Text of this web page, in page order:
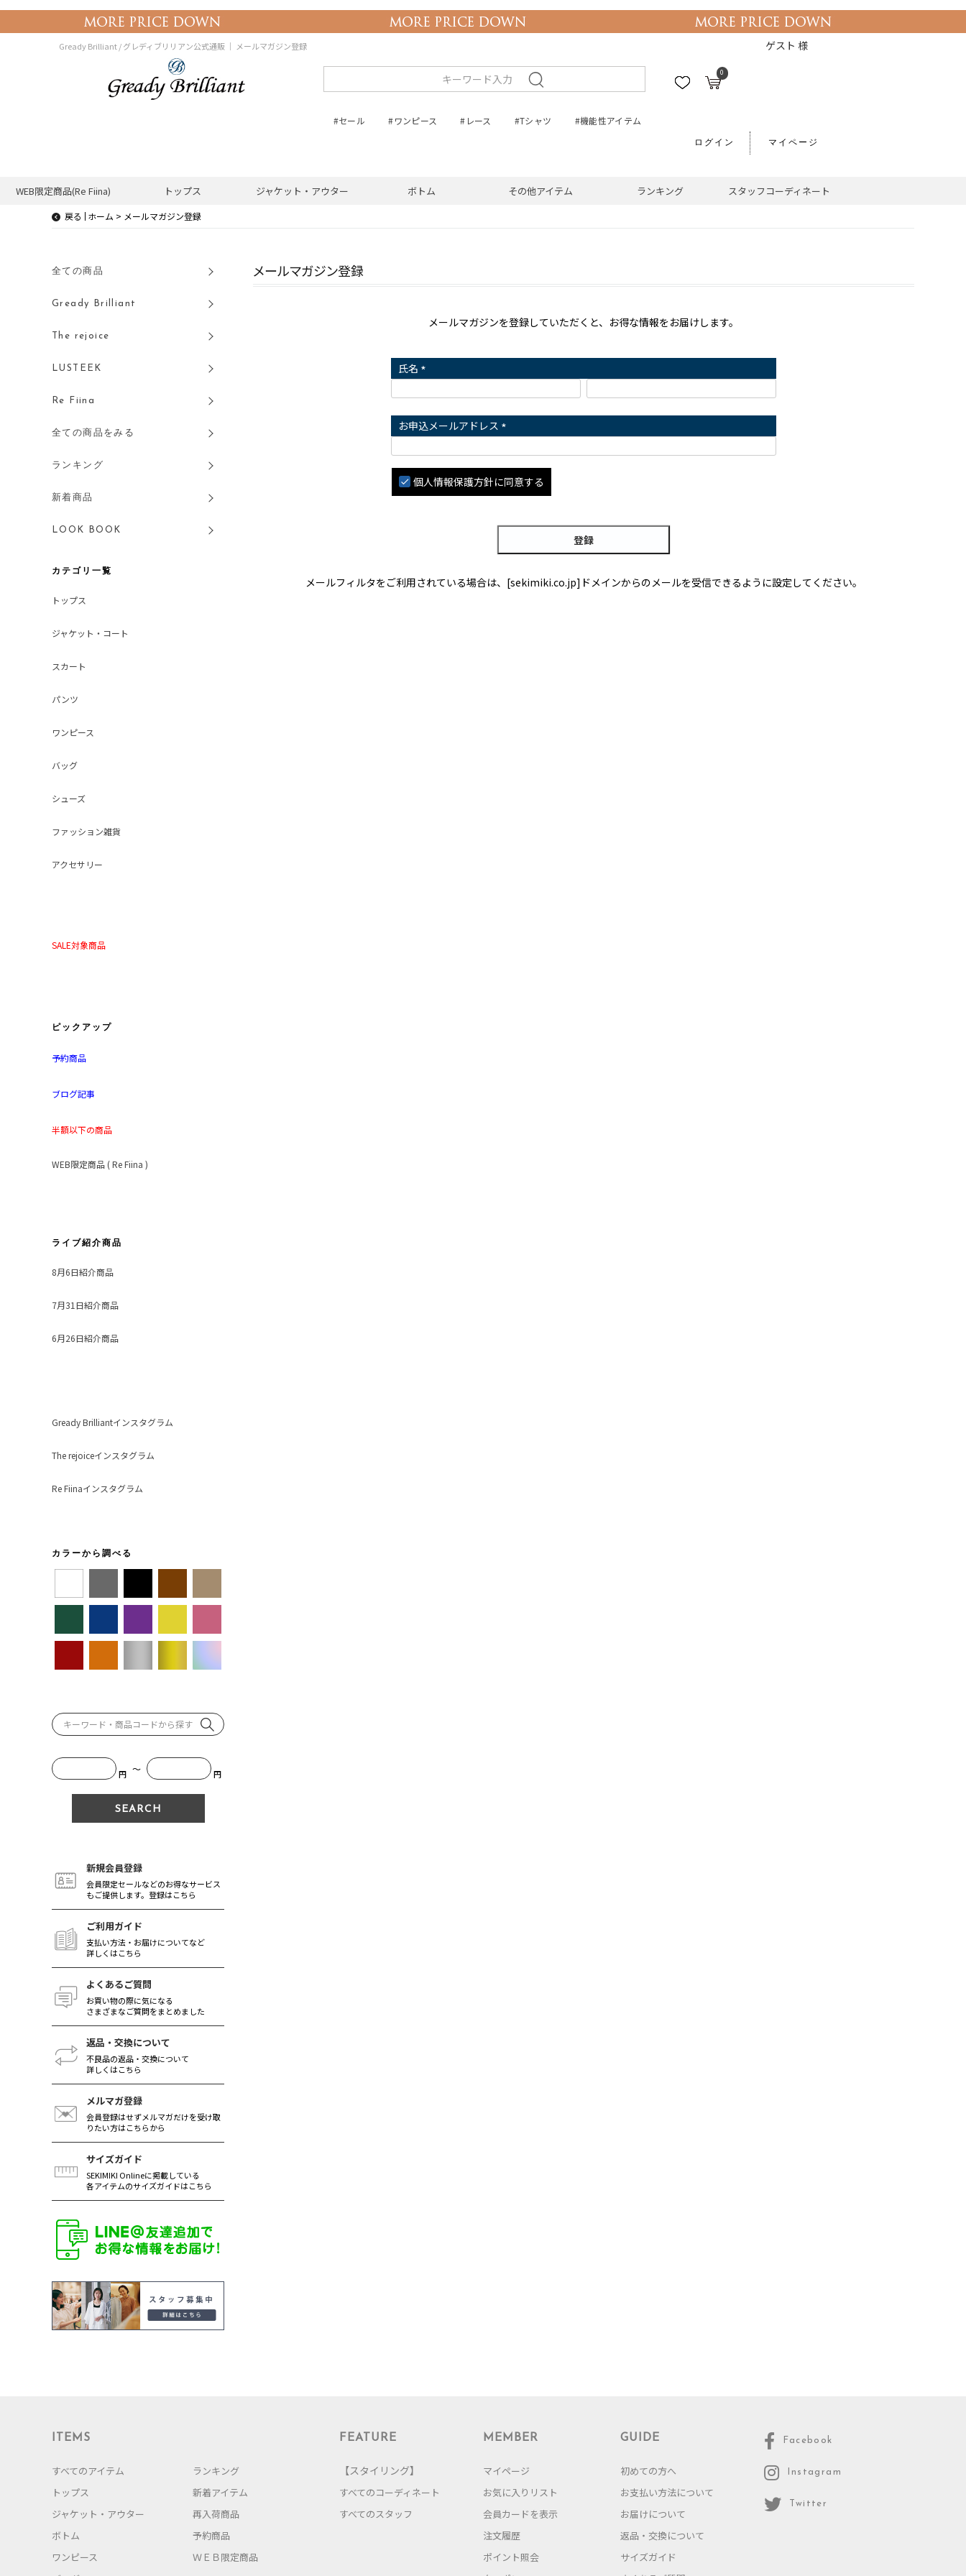
Gready Brilliant / グレディブリリアン公式通販 ｜ メールマガジン登録 ゲスト 様
0
#セール #ワンピース #レース #Tシャツ #機能性アイテム
ログイン マイページ
WEB限定商品(Re Fiina) トップス ジャケット・アウター ボトム その他アイテム ランキング スタッフコーディネート
メールマガジン登録
戻る
全ての商品
Gready Brilliant
The rejoice
LUSTEEK
Re Fiina
全ての商品をみる
ランキング
新着商品
LOOK BOOK
カテゴリ一覧
トップス
ジャケット・コート
スカート
パンツ
ワンピース
バッグ
シューズ
ファッション雑貨
アクセサリー
SALE対象商品
ピックアップ
予約商品
ブログ記事
半額以下の商品
WEB限定商品 ( Re Fiina )
ライブ紹介商品
8月6日紹介商品
7月31日紹介商品
6月26日紹介商品
Gready Brilliantインスタグラム
The rejoiceインスタグラム
Re Fiinaインスタグラム
カラーから調べる
円 ～ 円
新規会員登録
会員限定セールなどのお得なサービス
もご提供します。登録はこちら
ご利用ガイド
支払い方法・お届けについてなど
詳しくはこちら
よくあるご質問
お買い物の際に気になる
さまざまなご質問をまとめました
返品・交換について
不良品の返品・交換について
詳しくはこちら
メルマガ登録
会員登録はせずメルマガだけを受け取
りたい方はこちらから
サイズガイド
SEKIMIKI Onlineに掲載している
各アイテムのサイズガイドはこちら
メールマガジン登録
メールマガジンを登録していただくと、お得な情報をお届けします。
氏名
必
須
)
お申込メールアドレス
必
須
)
個人情報保護方針に同意する
登録
メールフィルタをご利用されている場合は、 [sekimiki.co.jp] ドメインからのメールを受信できるように設定してください。
ITEMS
すべてのアイテム
トップス
ジャケット・アウター
ボトム
ワンピース
ランキング
新着アイテム
再入荷商品
予約商品
ＷＥＢ限定商品
FEATURE
【スタイリング】
すべてのコーディネート
すべてのスタッフ
MEMBER
マイページ
お気に入りリスト
会員カードを表示
注文履歴
ポイント照会
GUIDE
初めての方へ
お支払い方法について
お届けについて
返品・交換について
サイズガイド
Facebook
Instagram
Twitter